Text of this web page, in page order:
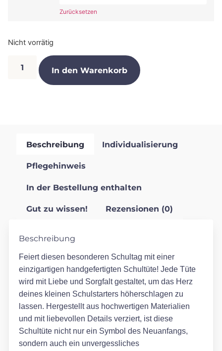
Zurücksetzen
Nicht vorrätig
In den Warenkorb
Beschreibung Individualisierung
Pflegehinweis
In der Bestellung enthalten
Gut zu wissen! Rezensionen (0)
Beschreibung
Feiert diesen besonderen Schultag mit einer
einzigartigen handgefertigten Schultüte! Jede Tüte
wird mit Liebe und Sorgfalt gestaltet, um das Herz
deines kleinen Schulstarters höherschlagen zu
lassen. Hergestellt aus hochwertigen Materialien
und mit liebevollen Details verziert, ist diese
Schultüte nicht nur ein Symbol des Neuanfangs,
sondern auch ein unvergessliches